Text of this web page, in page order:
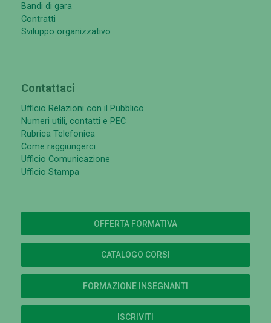
Bandi di gara
Contratti
Sviluppo organizzativo
Contattaci
Ufficio Relazioni con il Pubblico
Numeri utili, contatti e PEC
Rubrica Telefonica
Come raggiungerci
Ufficio Comunicazione
Ufficio Stampa
OFFERTA FORMATIVA
CATALOGO CORSI
FORMAZIONE INSEGNANTI
ISCRIVITI